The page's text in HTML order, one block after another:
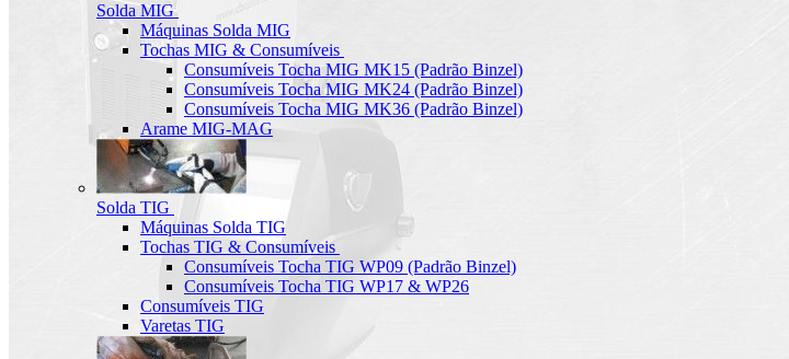
Solda MIG
Máquinas Solda MIG
Tochas MIG & Consumíveis
Consumíveis Tocha MIG MK15 (Padrão Binzel)
Consumíveis Tocha MIG MK24 (Padrão Binzel)
Consumíveis Tocha MIG MK36 (Padrão Binzel)
Arame MIG-MAG
Solda TIG
Máquinas Solda TIG
Tochas TIG & Consumíveis
Consumíveis Tocha TIG WP09 (Padrão Binzel)
Consumíveis Tocha TIG WP17 & WP26
Consumíveis TIG
Varetas TIG